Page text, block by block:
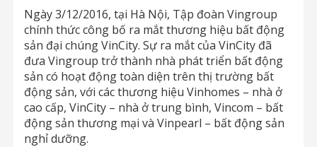
Ngày 3/12/2016, tại Hà Nội, Tập đoàn Vingroup
chính thức công bố ra mắt thương hiệu bất động
sản đại chúng VinCity. Sự ra mắt của VinCity đã
đưa Vingroup trở thành nhà phát triển bất động
sản có hoạt động toàn diện trên thị trường bất
động sản, với các thương hiệu Vinhomes – nhà ở
cao cấp, VinCity – nhà ở trung bình, Vincom – bất
động sản thương mại và Vinpearl – bất động sản
nghỉ dưỡng.